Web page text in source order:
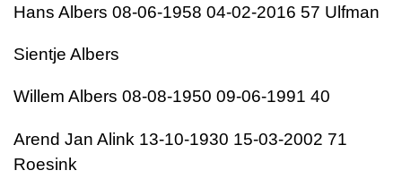
Hans Albers 08-06-1958 04-02-2016 57 Ulfman
Sientje Albers
Willem Albers 08-08-1950 09-06-1991 40
Arend Jan Alink 13-10-1930 15-03-2002 71
Roesink